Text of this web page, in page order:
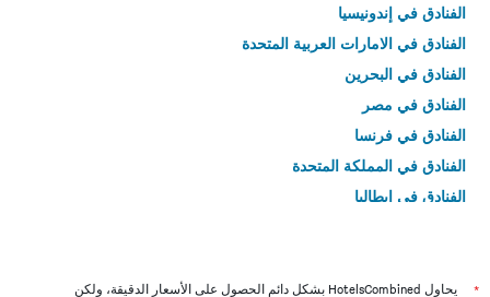
الفنادق في إندونيسيا
الفنادق في الامارات العربية المتحدة
الفنادق في البحرين
الفنادق في مصر
الفنادق في فرنسا
الفنادق في المملكة المتحدة
الفنادق في إيطاليا
* يحاول HotelsCombined بشكل دائم الحصول على الأسعار الدقيقة، ولكن